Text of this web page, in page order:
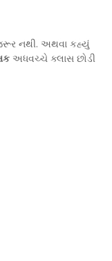
નથી. અથવા કહ્યું
અધવચ્ચે ક્લાસ છોડી